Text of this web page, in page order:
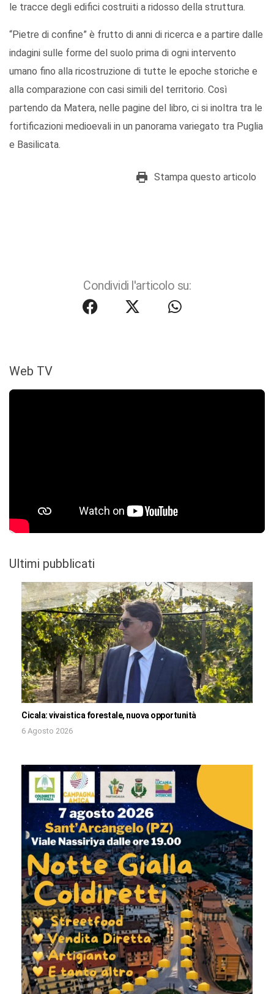
le tracce degli edifici costruiti a ridosso della struttura.
“Pietre di confine” è frutto di anni di ricerca e a partire dalle
indagini sulle forme del suolo prima di ogni intervento
umano fino alla ricostruzione di tutte le epoche storiche e
alla comparazione con casi simili del territorio. Così
partendo da Matera, nelle pagine del libro, ci si inoltra tra le
fortificazioni medioevali in un panorama variegato tra Puglia
e Basilicata.
Stampa questo articolo
Condividi l'articolo su:
Web TV
Ultimi pubblicati
Cicala: vivaistica forestale, nuova opportunità
6 Agosto 2026